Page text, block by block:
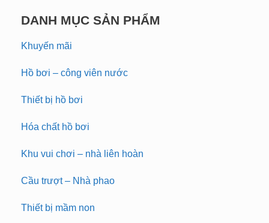
DANH MỤC SẢN PHẨM
Khuyến mãi
Hồ bơi – công viên nước
Thiết bị hồ bơi
Hóa chất hồ bơi
Khu vui chơi – nhà liên hoàn
Cầu trượt – Nhà phao
Thiết bị mầm non